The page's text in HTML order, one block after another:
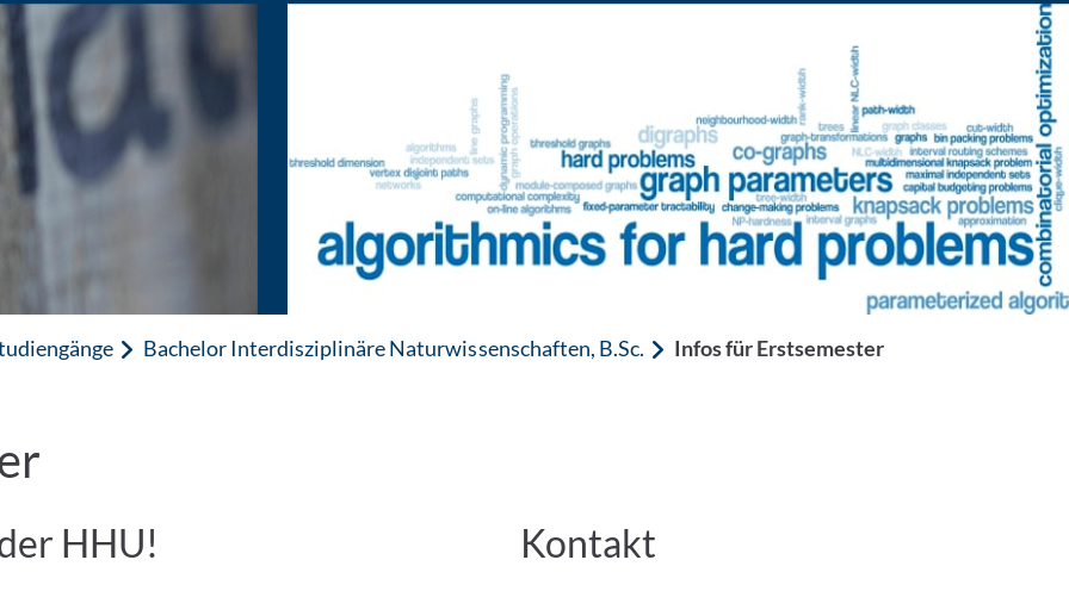
Bachelor Interdisziplinäre Naturwissenschaften, B.Sc. Infos für Erstsemester
HHU! Kontakt